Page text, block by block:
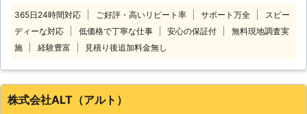
きます。またシロアリ以外の害虫であ
っても、例えばゴキブリやムカデなど
の駆除も行っておりますのでぜひとも
ご相談ください。
い。駆除が遅れると、さらに被害が拡
大します。シロアリ110番では全国数
多くの加盟店と提携していますので、
経験と実績が豊富だから、これまでに
365日24時間対応 ご好評・高いリピート率 サポート万全
スピー
ディーな対応
低価格で丁寧な仕事 安心の保証付
無料現地調査実
施
経験豊富 見積り後追加料金無し
株式会社ALT（アルト）